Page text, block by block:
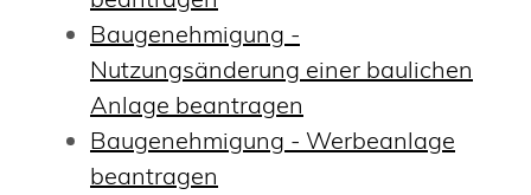
Baugenehmigung -
Nutzungsänderung einer baulichen
Anlage beantragen
Baugenehmigung - Werbeanlage
beantragen